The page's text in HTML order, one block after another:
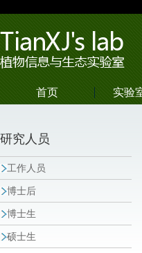
首页 实验
研究人员
工作人员
博士后
博士生
硕士生